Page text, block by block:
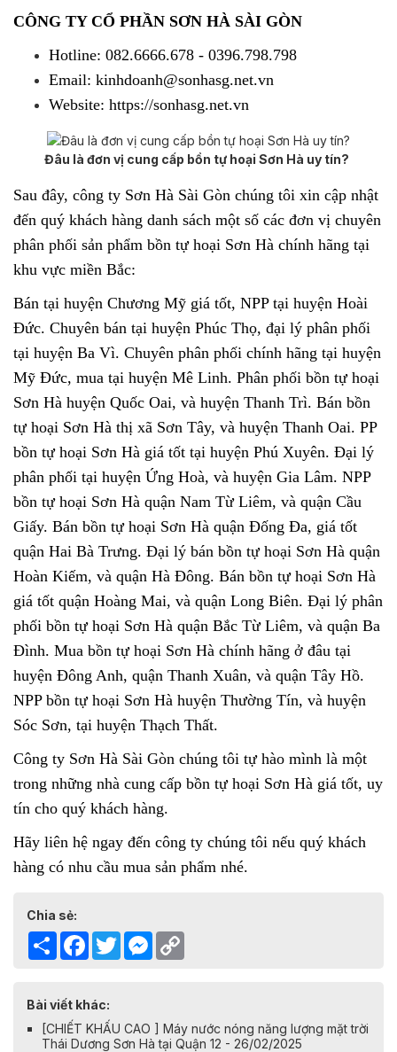
CÔNG TY CỔ PHẦN SƠN HÀ SÀI GÒN
Hotline: 082.6666.678 - 0396.798.798
Email: kinhdoanh@sonhasg.net.vn
Website: https://sonhasg.net.vn
Đâu là đơn vị cung cấp bồn tự hoại Sơn Hà uy tín?
Sau đây, công ty Sơn Hà Sài Gòn chúng tôi xin cập nhật
đến quý khách hàng danh sách một số các đơn vị chuyên
phân phối sản phẩm bồn tự hoại Sơn Hà chính hãng tại
khu vực miền Bắc:
Bán tại huyện Chương Mỹ giá tốt, NPP tại huyện Hoài
Đức. Chuyên bán tại huyện Phúc Thọ, đại lý phân phối
tại huyện Ba Vì. Chuyên phân phối chính hãng tại huyện
Mỹ Đức, mua tại huyện Mê Linh. Phân phối bồn tự hoại
Sơn Hà huyện Quốc Oai, và huyện Thanh Trì. Bán bồn
tự hoại Sơn Hà thị xã Sơn Tây, và huyện Thanh Oai. PP
bồn tự hoại Sơn Hà giá tốt tại huyện Phú Xuyên. Đại lý
phân phối tại huyện Ứng Hoà, và huyện Gia Lâm. NPP
bồn tự hoại Sơn Hà quận Nam Từ Liêm, và quận Cầu
Giấy. Bán bồn tự hoại Sơn Hà quận Đống Đa, giá tốt
quận Hai Bà Trưng. Đại lý bán bồn tự hoại Sơn Hà quận
Hoàn Kiếm, và quận Hà Đông. Bán bồn tự hoại Sơn Hà
giá tốt quận Hoàng Mai, và quận Long Biên. Đại lý phân
phối bồn tự hoại Sơn Hà quận Bắc Từ Liêm, và quận Ba
Đình. Mua bồn tự hoại Sơn Hà chính hãng ở đâu tại
huyện Đông Anh, quận Thanh Xuân, và quận Tây Hồ.
NPP bồn tự hoại Sơn Hà huyện Thường Tín, và huyện
Sóc Sơn, tại huyện Thạch Thất.
Công ty Sơn Hà Sài Gòn chúng tôi tự hào mình là một
trong những nhà cung cấp bồn tự hoại Sơn Hà giá tốt, uy
tín cho quý khách hàng.
Hãy liên hệ ngay đến công ty chúng tôi nếu quý khách
hàng có nhu cầu mua sản phẩm nhé.
Chia sẻ:
Share Facebook
TwitterMessenger
Bài viết khác:
[CHIẾT KHẤU CAO ] Máy nước nóng năng lượng mặt trời
Thái Dương Sơn Hà tại Quận 12 - 26/02/2025